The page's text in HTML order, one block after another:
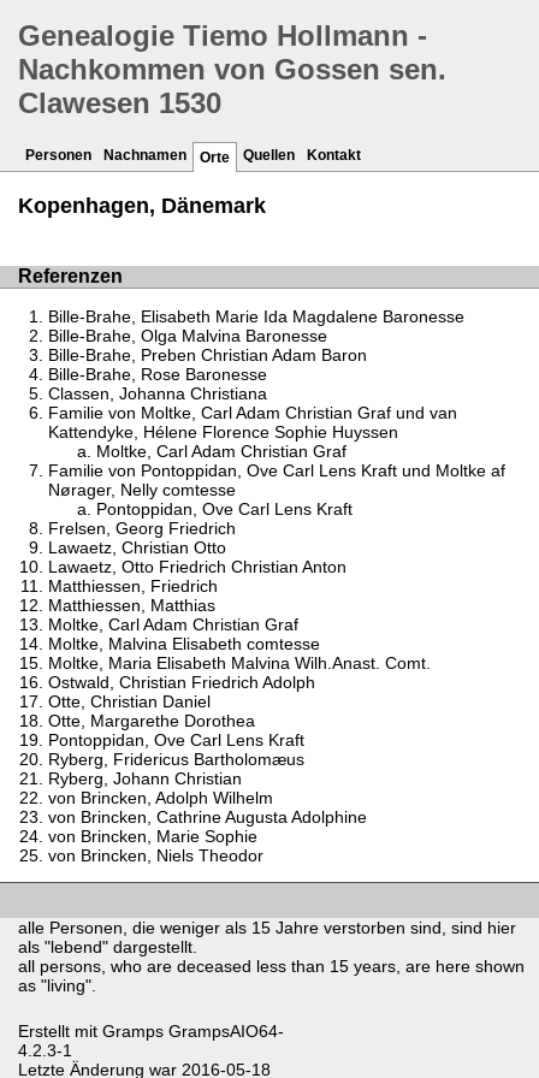
Genealogie Tiemo Hollmann -
Nachkommen von Gossen sen.
Clawesen 1530
Personen Nachnamen Orte Quellen Kontakt
Kopenhagen, Dänemark
Referenzen
Bille-Brahe, Elisabeth Marie Ida Magdalene Baronesse
Bille-Brahe, Olga Malvina Baronesse
Bille-Brahe, Preben Christian Adam Baron
Bille-Brahe, Rose Baronesse
Classen, Johanna Christiana
Familie von Moltke, Carl Adam Christian Graf und van
Kattendyke, Hélene Florence Sophie Huyssen
Moltke, Carl Adam Christian Graf
Familie von Pontoppidan, Ove Carl Lens Kraft und Moltke af
Nørager, Nelly comtesse
Pontoppidan, Ove Carl Lens Kraft
Frelsen, Georg Friedrich
Lawaetz, Christian Otto
Lawaetz, Otto Friedrich Christian Anton
Matthiessen, Friedrich
Matthiessen, Matthias
Moltke, Carl Adam Christian Graf
Moltke, Malvina Elisabeth comtesse
Moltke, Maria Elisabeth Malvina Wilh.Anast. Comt.
Ostwald, Christian Friedrich Adolph
Otte, Christian Daniel
Otte, Margarethe Dorothea
Pontoppidan, Ove Carl Lens Kraft
Ryberg, Fridericus Bartholomæus
Ryberg, Johann Christian
von Brincken, Adolph Wilhelm
von Brincken, Cathrine Augusta Adolphine
von Brincken, Marie Sophie
von Brincken, Niels Theodor
alle Personen, die weniger als 15 Jahre verstorben sind, sind hier
als "lebend" dargestellt.
all persons, who are deceased less than 15 years, are here shown
as "living".
Erstellt mit Gramps GrampsAIO64-
4.2.3-1
Letzte Änderung war 2016-05-18